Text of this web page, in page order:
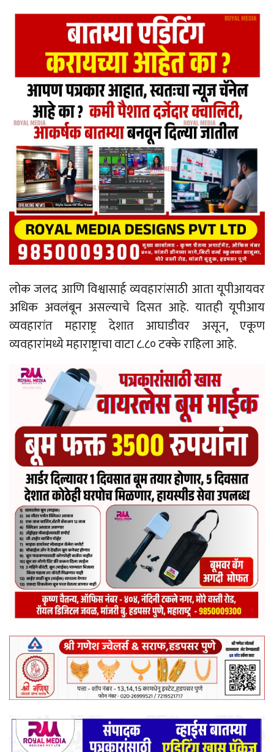
लोक जलद आणि विश्वासार्ह व्यवहारांसाठी आता यूपीआयवर
अधिक अवलंबून असल्याचे दिसत आहे. यातही यूपीआय
व्यवहारांत महाराष्ट्र देशात आघाडीवर असून, एकूण
व्यवहारांमध्ये महाराष्ट्राचा वाटा ८.८० टक्के राहिला आहे.